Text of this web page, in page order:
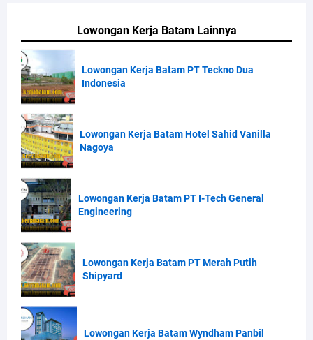
Lowongan Kerja Batam Lainnya
Lowongan Kerja Batam PT Teckno Dua
Indonesia
Lowongan Kerja Batam Hotel Sahid Vanilla
Nagoya
Lowongan Kerja Batam PT I-Tech General
Engineering
Lowongan Kerja Batam PT Merah Putih
Shipyard
Lowongan Kerja Batam Wyndham Panbil